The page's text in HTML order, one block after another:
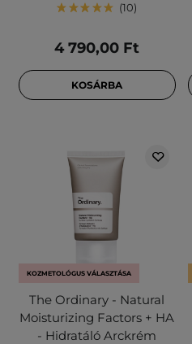
10
4 790,00 Ft
KOSÁRBA
KOZMETOLÓGUS VÁLASZTÁSA
The Ordinary - Natural
Moisturizing Factors + HA
- Hidratáló Arckrém